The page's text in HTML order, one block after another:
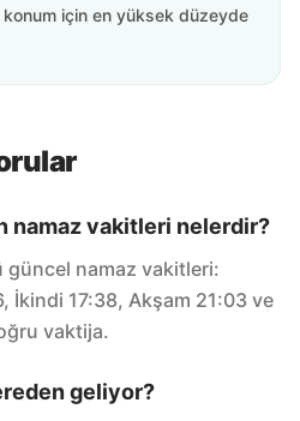
konum için en yüksek düzeyde
namaz vakitleri nelerdir?
namaz vakitleri:
İkindi 17:38, Akşam 21:03 ve
vaktija.
geliyor?